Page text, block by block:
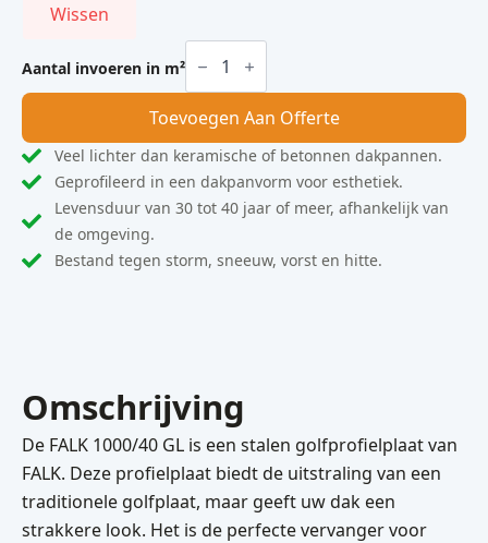
Wissen
Aantal invoeren in m²
FALK
1000/40
Gevel
aantal
Toevoegen Aan Offerte
Veel lichter dan keramische of betonnen dakpannen.
Geprofileerd in een dakpanvorm voor esthetiek.
Levensduur van 30 tot 40 jaar of meer, afhankelijk van
de omgeving.
Bestand tegen storm, sneeuw, vorst en hitte.
Omschrijving
De FALK 1000/40 GL is een stalen golfprofielplaat van
FALK. Deze profielplaat biedt de uitstraling van een
traditionele golfplaat, maar geeft uw dak een
strakkere look. Het is de perfecte vervanger voor